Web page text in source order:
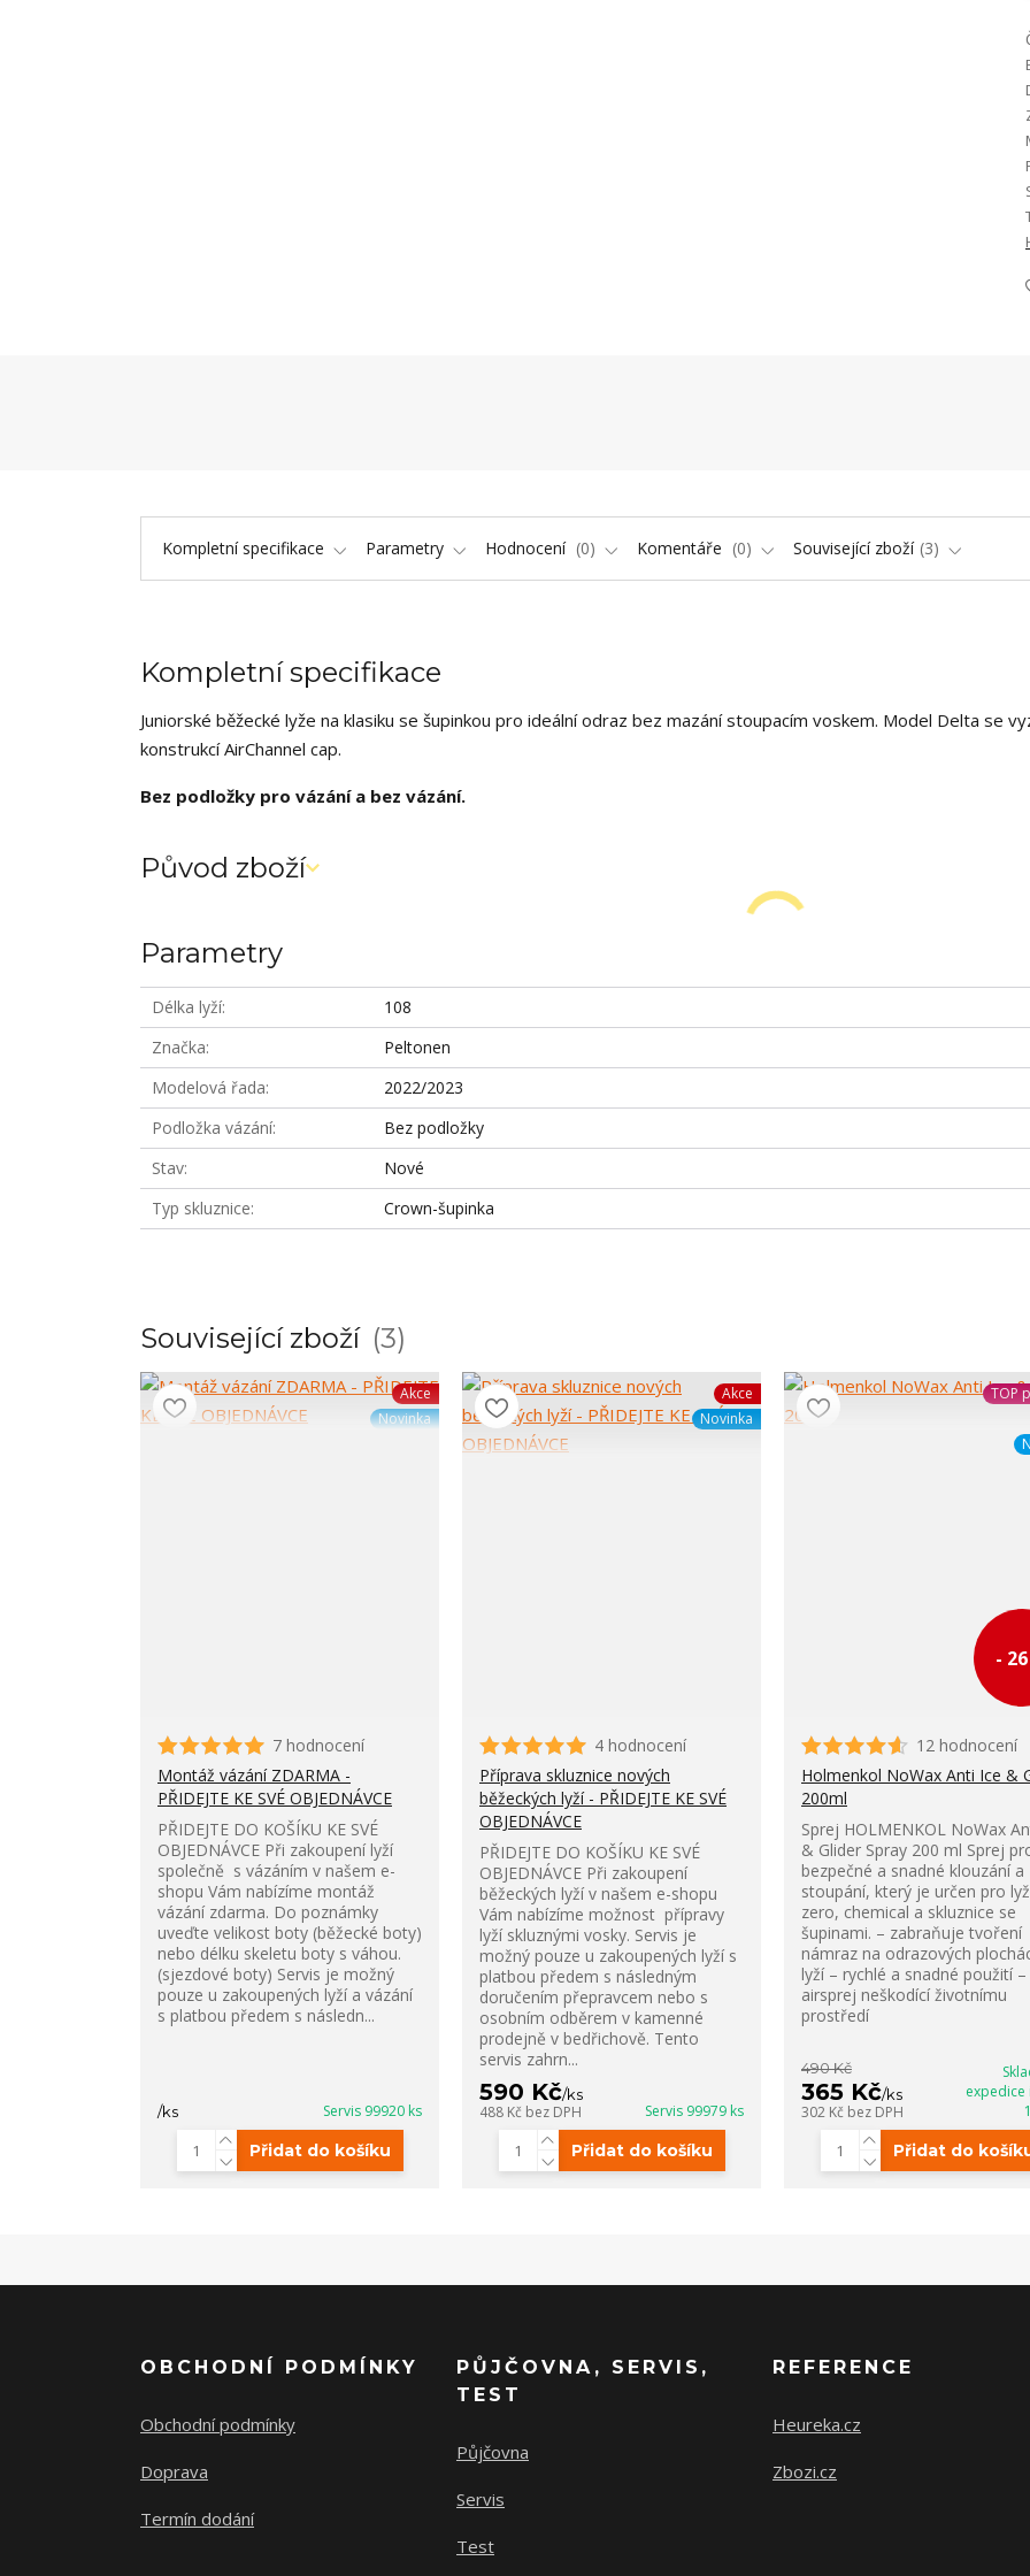
Kompletní specifikace Parametry Hodnocení 0 Komentáře 0 Související zboží 3
Kompletní specifikace
Juniorské běžecké lyže na klasiku se šupinkou pro ideální odraz bez mazání stoupacím voskem. Model Delta se
konstrukcí AirChannel cap.
Bez podložky pro vázání a bez vázání.
Původ zboží
Parametry
Délka lyží
108
Značka
Peltonen
Modelová řada
2022/2023
Podložka vázání
Bez podložky
Stav
Nové
Typ skluznice
Crown-šupinka
Související zboží 3
Akce
Novinka
7 hodnocení
Montáž vázání ZDARMA -
PŘIDEJTE KE SVÉ OBJEDNÁVCE
PŘIDEJTE DO KOŠÍKU KE SVÉ
OBJEDNÁVCE Při zakoupení lyží
společně s vázáním v našem e-
shopu Vám nabízíme montáž
vázání zdarma. Do poznámky
uveďte velikost boty (běžecké boty)
nebo délku skeletu boty s váhou.
(sjezdové boty) Servis je možný
pouze u zakoupených lyží a vázání
s platbou předem s následn...
/ks Servis 99920 ks
Přidat do košíku
Akce
Novinka
4 hodnocení
Příprava skluznice nových
běžeckých lyží - PŘIDEJTE KE SVÉ
OBJEDNÁVCE
PŘIDEJTE DO KOŠÍKU KE SVÉ
OBJEDNÁVCE Při zakoupení
běžeckých lyží v našem e-shopu
Vám nabízíme možnost přípravy
lyží skluznými vosky. Servis je
možný pouze u zakoupených lyží s
platbou předem s následným
doručením přepravcem nebo s
osobním odběrem v kamenné
prodejně v bedřichově. Tento
servis zahrn...
590 Kč/ks
488 Kč bez DPH Servis 99979 ks
Přidat do košíku
TOP
-
12 hodnocení
Holmenkol NoWax Anti Ice &
200ml
Sprej HOLMENKOL NoWax
& Glider Spray 200 ml Sprej
bezpečné a snadné klouzání a
stoupání, který je určen pro
zero, chemical a skluznice se
šupinami. – zabraňuje tvoření
námraz na odrazových
lyží – rychlé a snadné použití –
airsprej neškodící životnímu
prostředí
490 Kč
365 Kč/ks
302 Kč bez DPH
expedice
Přidat do
OBCHODNÍ PODMÍNKY
Obchodní podmínky
Doprava
Termín dodání
PŮJČOVNA, SERVIS,
TEST
Půjčovna
Servis
Test
REFERENCE
Heureka.cz
Zbozi.cz